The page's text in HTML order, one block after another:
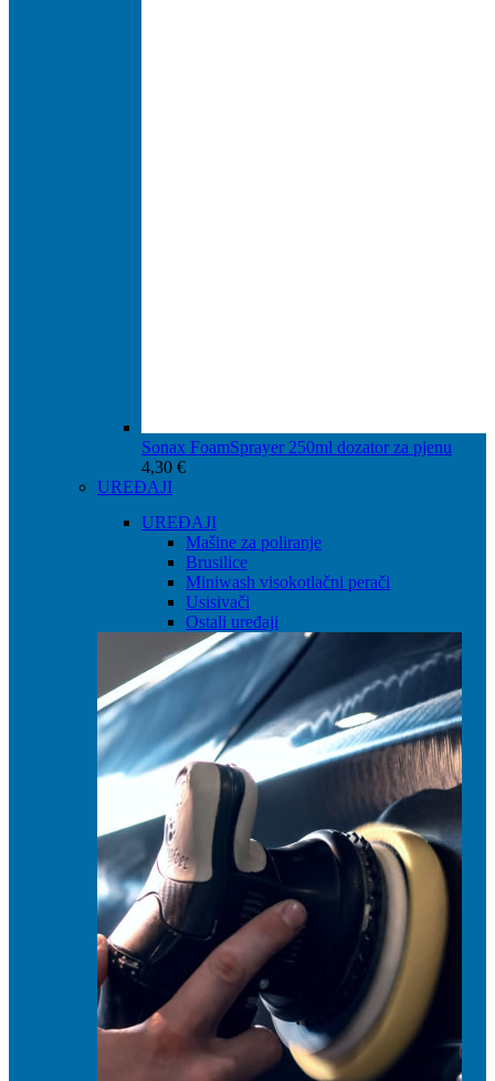
Sonax FoamSprayer 250ml dozator za pjenu
4,30 €
UREĐAJI
UREĐAJI
Mašine za poliranje
Brusilice
Miniwash visokotlačni perači
Usisivači
Ostali uređaji